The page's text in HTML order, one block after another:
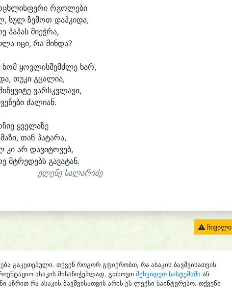
ცხლისფერი რგოლები
სულ ზემოთ დაჰკიდა,
პაპას მიეჭრა,
ლა იცი, რა მინდა?
ხომ ყოვლისშემძლე ხარ,
თუკი გცალია,
წყვიტე ვარსკვლავი,
ვეწები ძალიან.
ჩიე ყველაზე
მაზი, თან პატარა,
კი არ დავიტოვებ,
მტრედებს გავატან.
ელენე სალარიძე
ჩივილი
გაკეთებული. თქვენ როგორ გფიქრობთ, რა ასაკის ბავშვისათვის
ასაკის მისანიჭებლად, გთხოვთ შეხვიდეთ სისტემაში ან
აზრით რა ასაკის ბავშვისათვის არის ეს ლექსი საინტერესო. თქვენი